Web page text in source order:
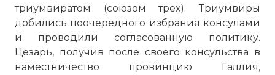
триумвиратом (союзом трех). Триумвиры
добились поочередного избрания консулами
и проводили согласованную политику.
Цезарь, получив после своего консульства в
наместничество провинцию Галлия,